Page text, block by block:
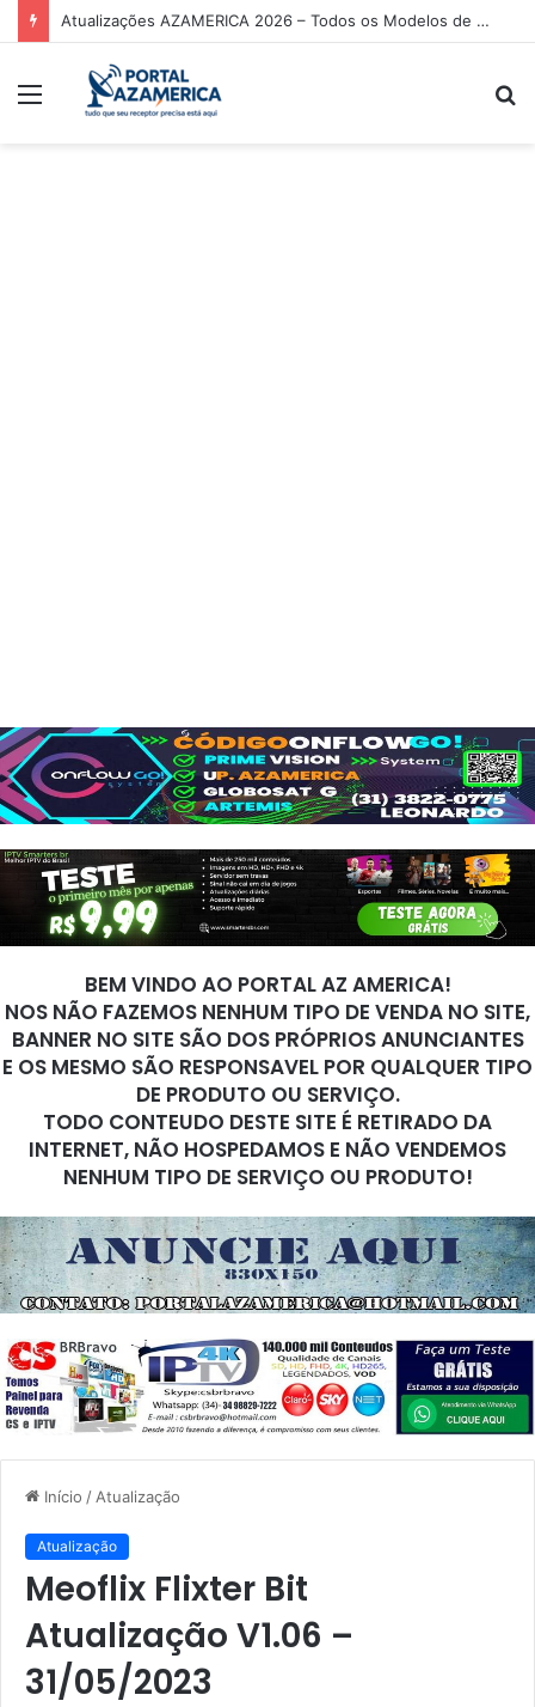
Atualizações AZAMERICA 2026 – Todos os Modelos de Receptores AZAMERICA
BEM VINDO AO PORTAL AZ AMERICA!
NOS NÃO FAZEMOS NENHUM TIPO DE VENDA NO SITE,
BANNER NO SITE SÃO DOS PRÓPRIOS ANUNCIANTES
E OS MESMO SÃO RESPONSAVEL POR QUALQUER TIPO
DE PRODUTO OU SERVIÇO.
TODO CONTEUDO DESTE SITE É RETIRADO DA
INTERNET, NÃO HOSPEDAMOS E NÃO VENDEMOS
NENHUM TIPO DE SERVIÇO OU PRODUTO!
Início / Atualização
Atualização
Meoflix Flixter Bit
Atualização V1.06 –
31/05/2023